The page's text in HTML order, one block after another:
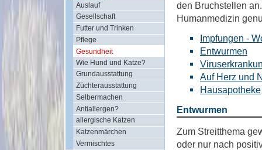
Auslauf
Gesellschaft
Futter und Trinken
Pflege
Gesundheit
Wie Hund und Katze?
Grundausstattung
Züchterausstattung
Selbermachen
Antiallergen?
allergische Katzen
Katzenmärchen
Vermischtes
den Bruchstellen
Humanmedizin
Impfungen -
Entwurmen
Auf Herz und
Hausapotheke
Entwurmen
Zum Streitthema
oder nur nach